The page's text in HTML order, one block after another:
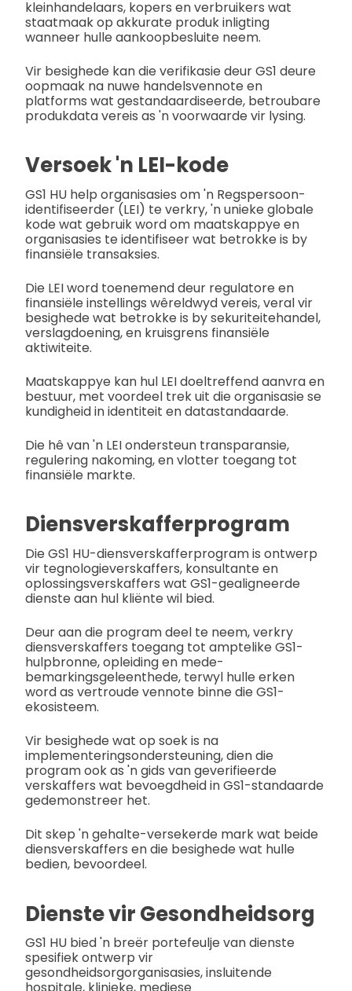
kleinhandelaars, kopers en verbruikers wat
staatmaak op akkurate produk inligting
wanneer hulle aankoopbesluite neem.
Vir besighede kan die verifikasie deur GS1 deure
oopmaak na nuwe handelsvennote en
platforms wat gestandaardiseerde, betroubare
produkdata vereis as 'n voorwaarde vir lysing.
Versoek 'n LEI-kode
GS1 HU help organisasies om 'n Regspersoon-
identifiseerder (LEI) te verkry, 'n unieke globale
kode wat gebruik word om maatskappye en
organisasies te identifiseer wat betrokke is by
finansiële transaksies.
Die LEI word toenemend deur regulatore en
finansiële instellings wêreldwyd vereis, veral vir
besighede wat betrokke is by sekuriteitehandel,
verslagdoening, en kruisgrens finansiële
aktiwiteite.
Maatskappye kan hul LEI doeltreffend aanvra en
bestuur, met voordeel trek uit die organisasie se
kundigheid in identiteit en datastandaarde.
Die hê van 'n LEI ondersteun transparansie,
regulering nakoming, en vlotter toegang tot
finansiële markte.
Diensverskafferprogram
Die GS1 HU-diensverskafferprogram is ontwerp
vir tegnologieverskaffers, konsultante en
oplossingsverskaffers wat GS1-gealigneerde
dienste aan hul kliënte wil bied.
Deur aan die program deel te neem, verkry
diensverskaffers toegang tot amptelike GS1-
hulpbronne, opleiding en mede-
bemarkingsgeleenthede, terwyl hulle erken
word as vertroude vennote binne die GS1-
ekosisteem.
Vir besighede wat op soek is na
implementeringsondersteuning, dien die
program ook as 'n gids van geverifieerde
verskaffers wat bevoegdheid in GS1-standaarde
gedemonstreer het.
Dit skep 'n gehalte-versekerde mark wat beide
diensverskaffers en die besighede wat hulle
bedien, bevoordeel.
Dienste vir Gesondheidsorg
GS1 HU bied 'n breër portefeulje van dienste
spesifiek ontwerp vir
gesondheidsorgorganisasies, insluitende